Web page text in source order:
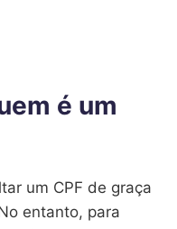
é um
um CPF de graça
entanto, para